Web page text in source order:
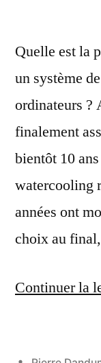
Quelle est la
un système
ordinateurs ?
finalement
bientôt 10
watercooling
années ont
choix au
Continuer la